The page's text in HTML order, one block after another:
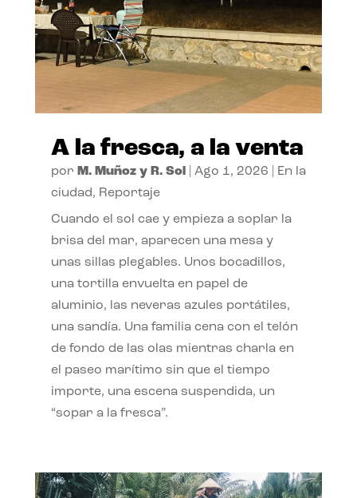
A la fresca, a la venta
por M. Muñoz y R. Sol| Ago 1, 2026
En la
ciudad, Reportaje
Cuando el sol cae y empieza a soplar la
brisa del mar, aparecen una mesa y
unas sillas plegables. Unos bocadillos,
una tortilla envuelta en papel de
aluminio, las neveras azules portátiles,
una sandía. Una familia cena con el telón
de fondo de las olas mientras charla en
el paseo marítimo sin que el tiempo
importe, una escena suspendida, un
“sopar a la fresca”.